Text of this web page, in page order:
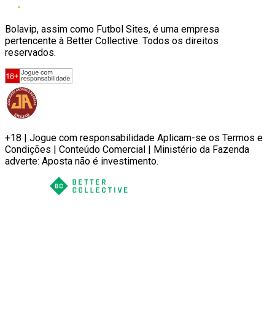
Bolavip, assim como Futbol Sites, é uma empresa
pertencente à Better Collective. Todos os direitos
reservados.
+18 | Jogue com responsabilidade Aplicam-se os Termos e
Condições | Conteúdo Comercial | Ministério da Fazenda
adverte: Aposta não é investimento.